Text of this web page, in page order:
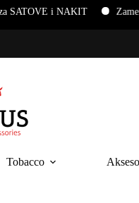
i NAKIT Zamena
Tobacco